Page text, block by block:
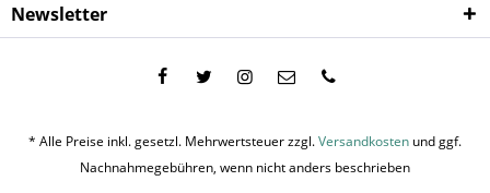
Newsletter
* Alle Preise inkl. gesetzl. Mehrwertsteuer zzgl.Versandkosten und ggf.
Nachnahmegebühren, wenn nicht anders beschrieben